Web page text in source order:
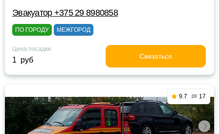
Эвакуатор +375 29 8980858
ПО ГОРОДУ МЕЖГОРОД
Цена посадки
1 руб Связаться
9.7 17